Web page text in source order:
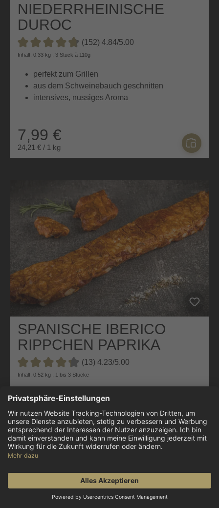
NIEDERRHEINISCHE
DUROC
BAUCHSCHEIBEN
Durchschnittliche Bewertung von 4.8 von 5 Sternen
(152) 4.84/5.00
Inhalt: 0.33 kg , 3 Stück à 110g
perfekt zum Grillen
aus dem Schweinebauch geschnitten
intensives, nussiges Aroma
7,99 €
24,21 € / 1 kg
SPANISCHE IBERICO
RIPPCHEN PAPRIKA
MARINIERT
Durchschnittliche Bewertung von 4.2 von 5 Sternen
(13) 4.23/5.00
Inhalt: 0.52 kg , 1 bis 3 Stücke
aromatische Paprika-Marinade
perfektes Grillprodukt
besonders saftig
11,99 €